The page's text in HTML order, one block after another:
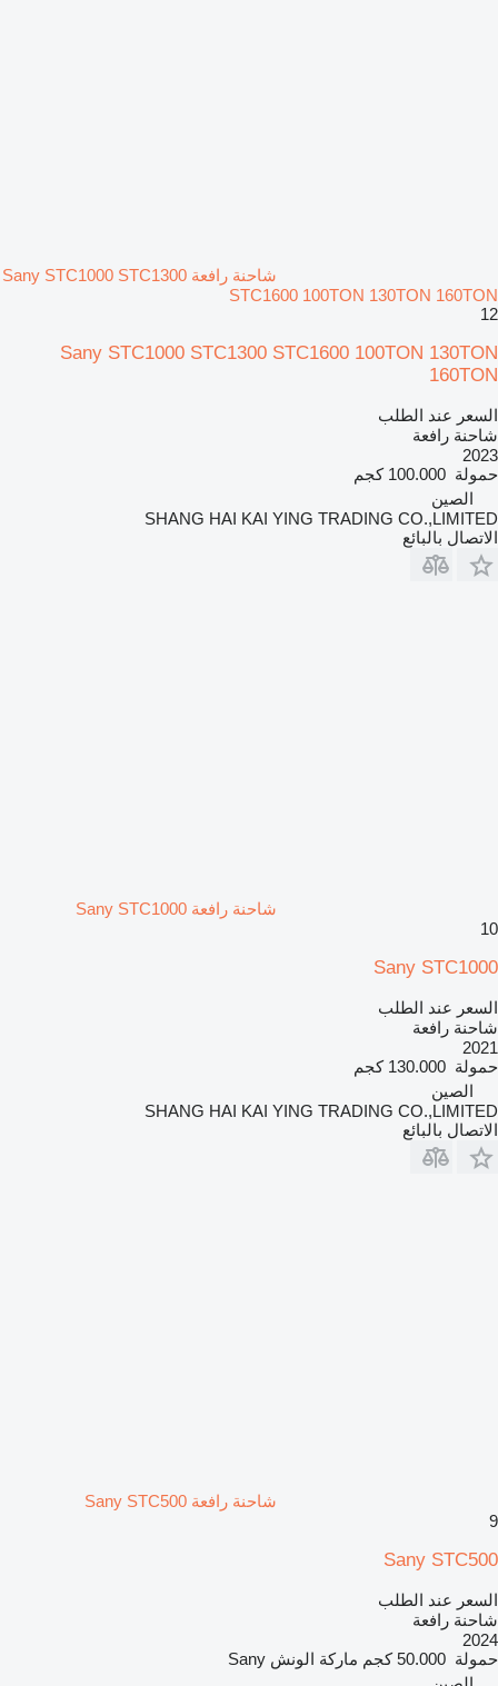
شاحنة رافعة Sany STC1000 STC1300
STC1600 100TON 130TON 160TON
12
Sany STC1000 STC1300 STC1600 100TON 130TON
160TON
السعر عند الطلب
شاحنة رافعة
2023
حمولة 100.000 كجم
الصين
SHANG HAI KAI YING TRADING CO.,LIMITED
الاتصال بالبائع
شاحنة رافعة Sany STC1000
10
Sany STC1000
السعر عند الطلب
شاحنة رافعة
2021
حمولة 130.000 كجم
الصين
SHANG HAI KAI YING TRADING CO.,LIMITED
الاتصال بالبائع
شاحنة رافعة Sany STC500
9
Sany STC500
السعر عند الطلب
شاحنة رافعة
2024
حمولة 50.000 كجم ماركة الونش Sany